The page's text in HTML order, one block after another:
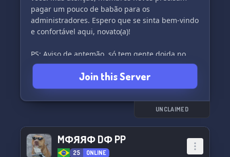
pagar um pouco de babão para os
administradores. Espero que se sinta bem-vindo
e confortável aqui, novato(a)!
PS: Aviso de antemão, só tem gente doida no
servidor, especialmente a dona (eu) 😉
Join this Server
UNCLAIMED
MФЯЯФ DФ PP
25 ONLINE